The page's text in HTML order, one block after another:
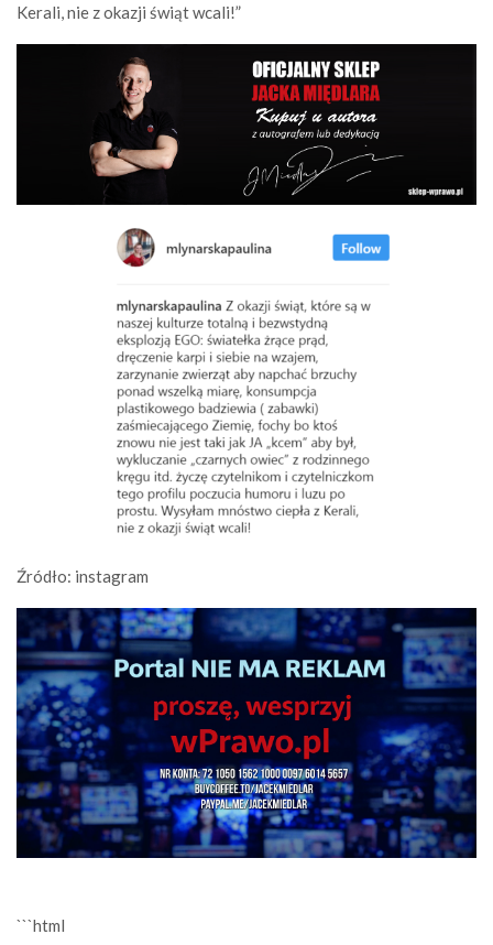
Kerali, nie z okazji świąt wcali!”
Źródło: instagram
```html